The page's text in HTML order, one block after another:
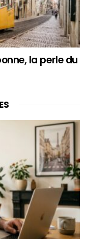
la perle du